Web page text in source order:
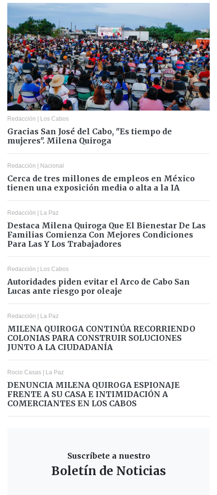
Redacción | Los Cabos
Gracias San José del Cabo, "Es tiempo de
mujeres". Milena Quiroga
Redacción | Nacional
Cerca de tres millones de empleos en México
tienen una exposición media o alta a la IA
Redacción | La Paz
Destaca Milena Quiroga Que El Bienestar De Las
Familias Comienza Con Mejores Condiciones
Para Las Y Los Trabajadores
Redacción | Los Cabos
Autoridades piden evitar el Arco de Cabo San
Lucas ante riesgo por oleaje
Redacción | La Paz
MILENA QUIROGA CONTINÚA RECORRIENDO
COLONIAS PARA CONSTRUIR SOLUCIONES
JUNTO A LA CIUDADANÍA
Rocio Casas | La Paz
DENUNCIA MILENA QUIROGA ESPIONAJE
FRENTE A SU CASA E INTIMIDACIÓN A
COMERCIANTES EN LOS CABOS
Suscríbete a nuestro
Boletín de Noticias